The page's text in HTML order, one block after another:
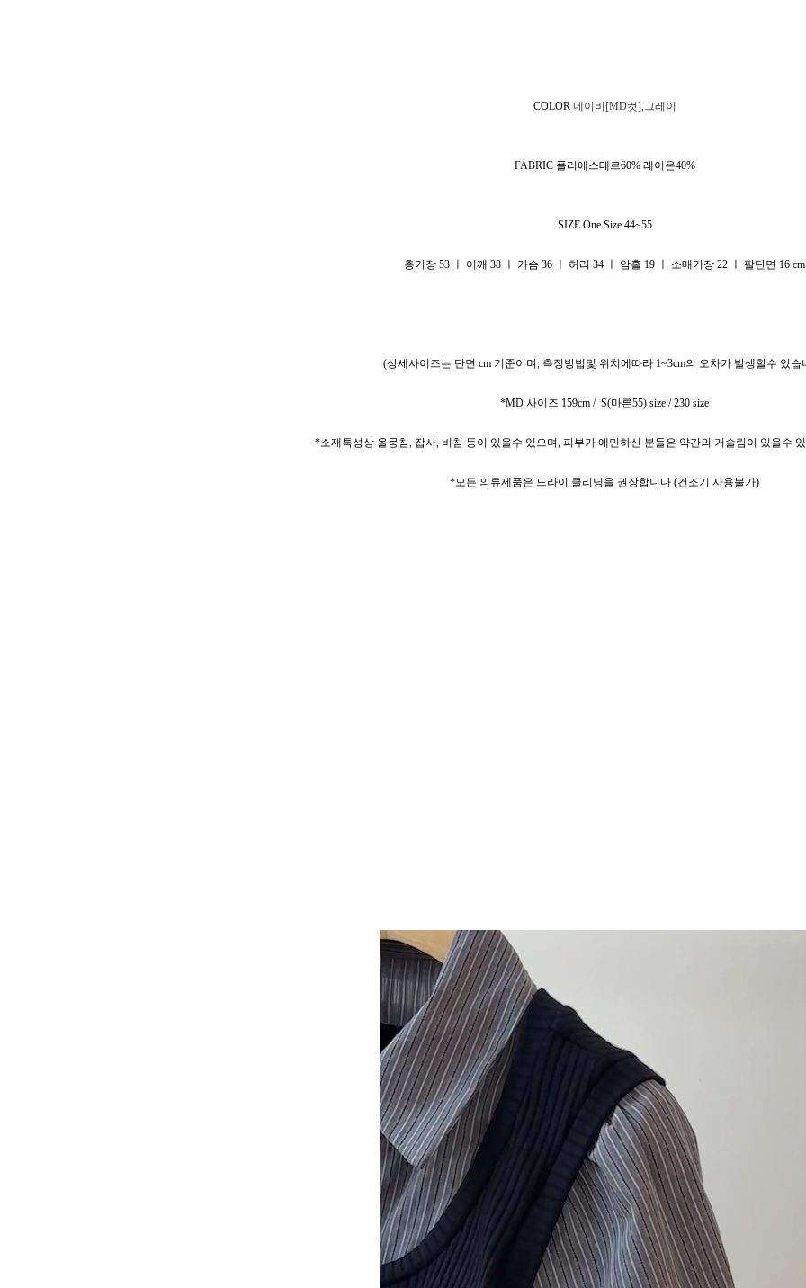
COLOR 네이비[MD컷],그레이
FABRIC 폴리에스테르60% 레이온40%
SIZE One Size 44~55
총기장 53 ㅣ 어깨 38 ㅣ 가슴 36 ㅣ 허리 34 ㅣ 암홀 19 ㅣ 소매기장 22 ㅣ 팔단면 16 cm
(상세사이즈는 단면 cm 기준이며, 측정방법및 위치에따라 1~3cm의 오차가 발생할수 있습
*MD 사이즈 159cm / S(마른55) size / 230 size
*소재특성상 올뭉침, 잡사, 비침 등이 있을수 있으며, 피부가 예민하신 분들은 약간의 거슬림이 있을수
*모든 의류제품은 드라이 클리닝을 권장합니다 (건조기 사용불가)